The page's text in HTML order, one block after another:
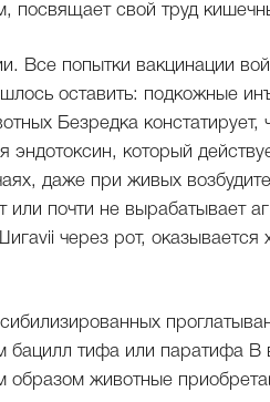
посвящает свой труд
Все попытки вакцинации
оставить: подкожные
Безредка
эндотоксин, который
даже при живых
или почти не вырабатывает
через рот,
бацилл тифа или паратифа В
образом животные